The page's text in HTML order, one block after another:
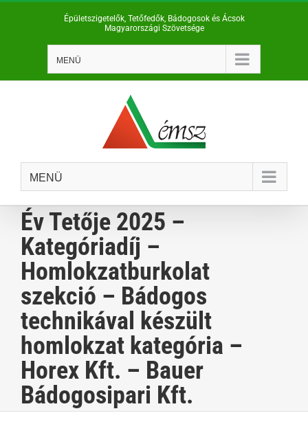
Épületszigetelők, Tetőfedők, Bádogosok és Ácsok
Magyarországi Szövetsége
MENÜ
MENÜ
Év Tetője 2025 –
Kategóriadíj –
Homlokzatburkolat
szekció – Bádogos
technikával készült
homlokzat kategória –
Horex Kft. – Bauer
Bádogosipari Kft.